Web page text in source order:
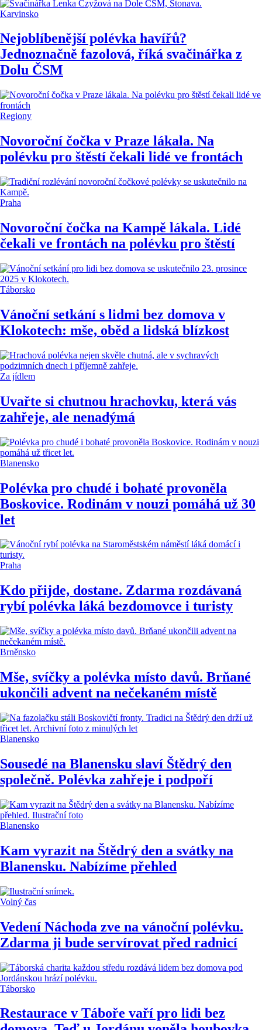
Karvinsko
Nejoblíbenější polévka havířů?
Jednoznačně fazolová, říká svačinářka z
Dolu ČSM
Regiony
Novoroční čočka v Praze lákala. Na
polévku pro štěstí čekali lidé ve frontách
Praha
Novoroční čočka na Kampě lákala. Lidé
čekali ve frontách na polévku pro štěstí
Táborsko
Vánoční setkání s lidmi bez domova v
Klokotech: mše, oběd a lidská blízkost
Za jídlem
Uvařte si chutnou hrachovku, která vás
zahřeje, ale nenadýmá
Blanensko
Polévka pro chudé i bohaté provoněla
Boskovice. Rodinám v nouzi pomáhá už 30
let
Praha
Kdo přijde, dostane. Zdarma rozdávaná
rybí polévka láká bezdomovce i turisty
Brněnsko
Mše, svíčky a polévka místo davů. Brňané
ukončili advent na nečekaném místě
Blanensko
Sousedé na Blanensku slaví Štědrý den
společně. Polévka zahřeje i podpoří
Blanensko
Kam vyrazit na Štědrý den a svátky na
Blanensku. Nabízíme přehled
Volný čas
Vedení Náchoda zve na vánoční polévku.
Zdarma ji bude servírovat před radnicí
Táborsko
Restaurace v Táboře vaří pro lidi bez